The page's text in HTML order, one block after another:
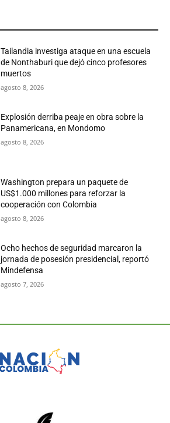
Tailandia investiga ataque en una escuela
de Nonthaburi que dejó cinco profesores
muertos
agosto 8, 2026
Explosión derriba peaje en obra sobre la
Panamericana, en Mondomo
agosto 8, 2026
Washington prepara un paquete de
US$1.000 millones para reforzar la
cooperación con Colombia
agosto 8, 2026
Ocho hechos de seguridad marcaron la
jornada de posesión presidencial, reportó
Mindefensa
agosto 7, 2026